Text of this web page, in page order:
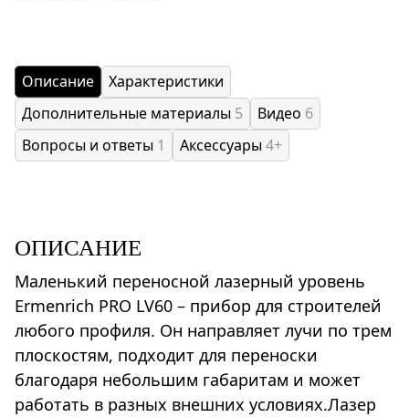
Описание
Характеристики
Дополнительные материалы 5 Видео 6
Вопросы и ответы 1 Аксессуары4+
ОПИСАНИЕ
Маленький переносной лазерный уровень
Ermenrich PRO LV60 – прибор для строителей
любого профиля. Он направляет лучи по трем
плоскостям, подходит для переноски
благодаря небольшим габаритам и может
работать в разных внешних условиях.Лазер